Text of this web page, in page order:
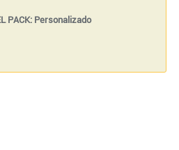
PACK: Personalizado